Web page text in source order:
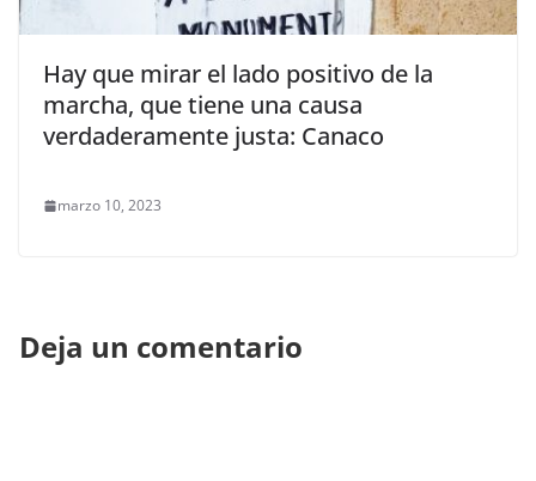
Hay que mirar el lado positivo de la
marcha, que tiene una causa
verdaderamente justa: Canaco
marzo 10, 2023
Deja un comentario